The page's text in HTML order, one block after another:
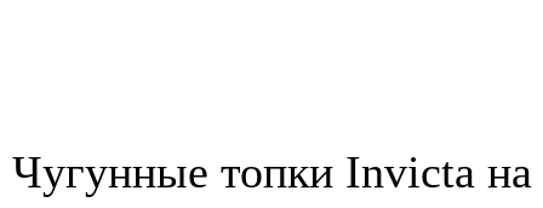
Чугунные топки Invicta на